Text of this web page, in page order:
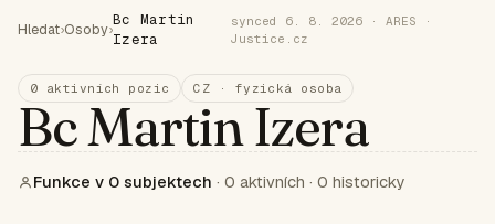
Hledat›Osoby›
Bc Martin
Izera
synced 6. 8. 2026 · ARES ·
Justice.cz
0 aktivních pozic CZ · fyzická osoba
Bc Martin Izera
Funkce v 0 subjektech · 0 aktivních · 0 historicky